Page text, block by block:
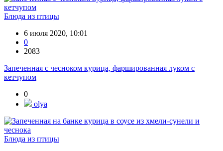
Блюда из птицы
6 июля 2020, 10:01
0
2083
Запеченная с чесноком курица, фаршированная луком с
кетчупом
0
olya
Блюда из птицы